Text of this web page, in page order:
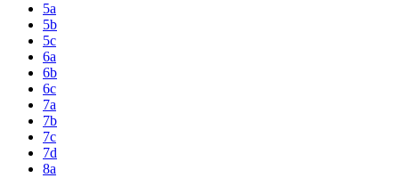
5a
5b
5c
6a
6b
6c
7a
7b
7c
7d
8a